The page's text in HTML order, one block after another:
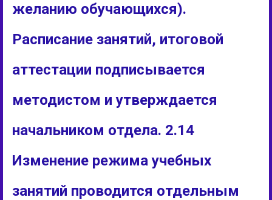
желанию обучающихся).
Расписание занятий, итоговой
аттестации подписывается
методистом и утверждается
начальником отдела. 2.14
Изменение режима учебных
занятий проводится отдельным